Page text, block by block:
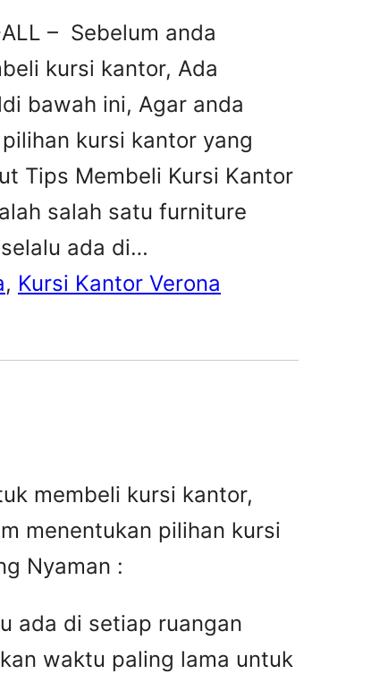
– Sebelum anda
kursi kantor, Ada
bawah ini, Agar anda
kursi kantor yang
Tips Membeli Kursi Kantor
salah satu furniture
ada di…
, Kursi Kantor Verona
membeli kursi kantor,
menentukan pilihan kursi
Nyaman :
ada di setiap ruangan
waktu paling lama untuk